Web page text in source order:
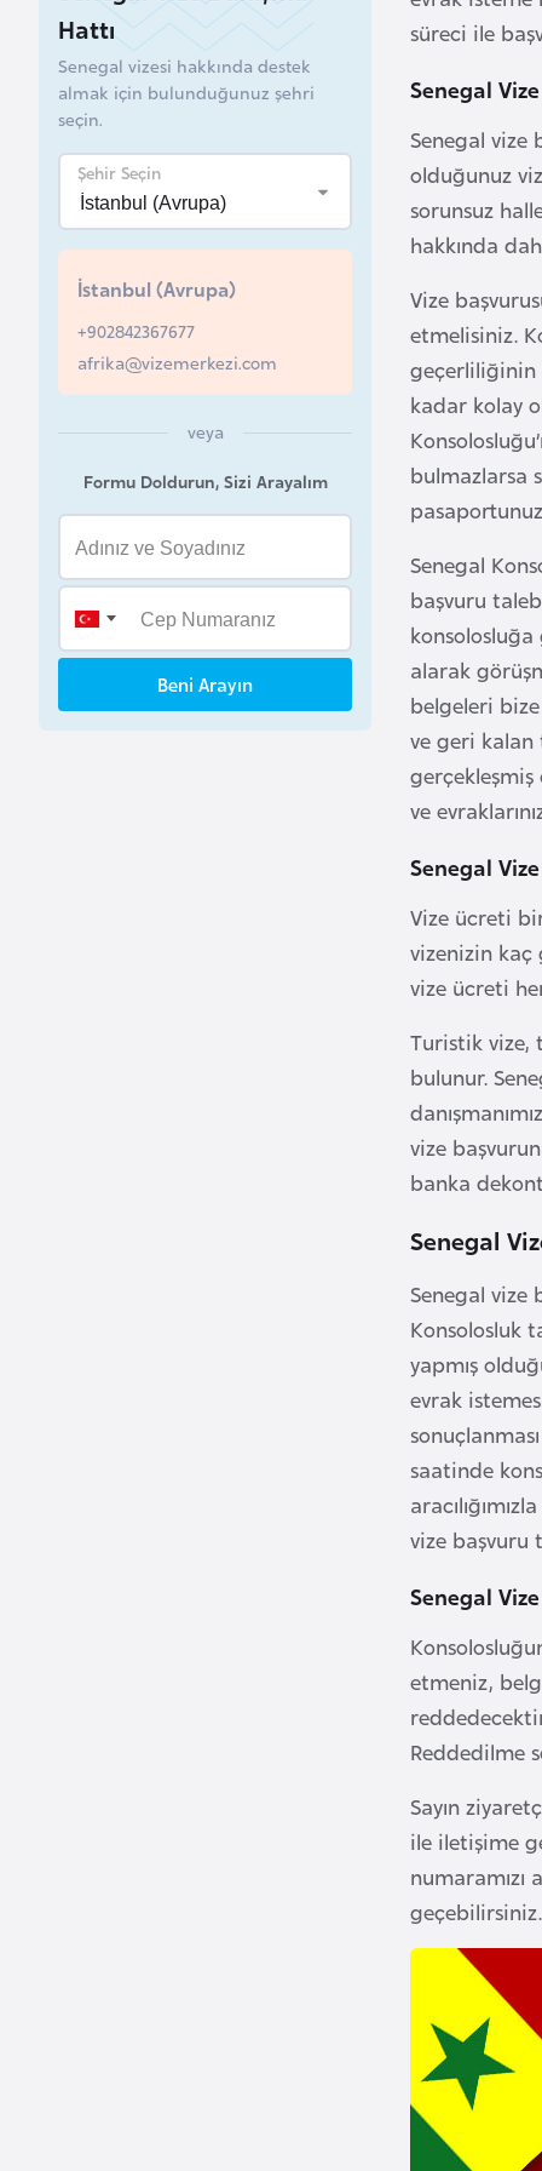
süreci ile
Senegal
Senegal vize
olduğunuz
sorunsuz
hakkında
Vize
etmelisiniz.
geçerliliğinin
kadar kolay
bulmazlarsa
Senegal
başvuru
alarak
belgeleri
ve geri kalan
ve
Senegal
Vize ücreti
vizenizin
vize ücreti
Turistik vize,
bulunur.
vize
banka
Senegal
Senegal vize
Konsolosluk
yapmış
evrak
saatinde
vize başvuru
Senegal
etmeniz,
Reddedilme
Sayın
ile iletişime
geçebilirsiniz.
Hattı
Senegal vizesi hakkında destek
almak için bulunduğunuz şehri
seçin.
Şehir Seçin
İstanbul (Avrupa)
+902842367677
afrika@vizemerkezi.com
veya
Formu Doldurun, Sizi Arayalım
Beni Arayın
e
l
r
u
s
B
e
l
ç
i
a
B
e
i